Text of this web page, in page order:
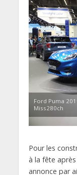
Ford Puma
Miss280ch
Pour les
à la fête
annonce par